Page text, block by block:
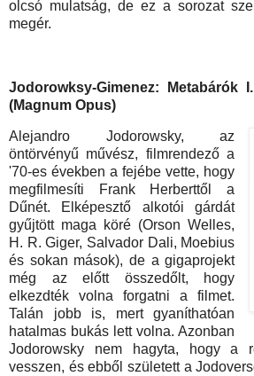
olcsó mulatság, de ez a sorozat
megér.
Jodorowksy-Gimenez: Metabárók
(Magnum Opus)
Alejandro Jodorowsky, az
öntörvényű művész, filmrendező a
'70-es években a fejébe vette, hogy
megfilmesíti Frank Herberttől a
Dűnét. Elképesztő alkotói gárdát
gyűjtött maga köré (Orson Welles,
H. R. Giger, Salvador Dali, Moebius
és sokan mások), de a gigaprojekt
még az előtt összedőlt, hogy
elkezdték volna forgatni a filmet.
Talán jobb is, mert gyaníthatóan
hatalmas bukás lett volna. Azonban
Jodorowsky nem hagyta, hogy a
vesszen, és ebből született a